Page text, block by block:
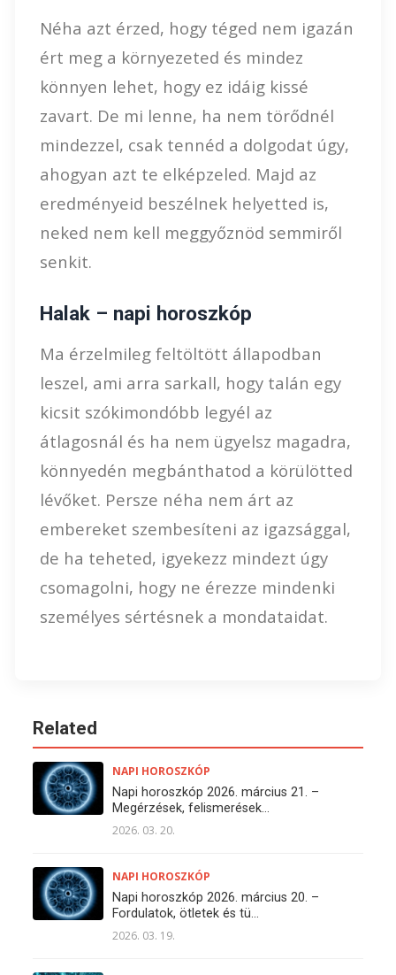
Néha azt érzed, hogy téged nem igazán
ért meg a környezeted és mindez
könnyen lehet, hogy ez idáig kissé
zavart. De mi lenne, ha nem törődnél
mindezzel, csak tennéd a dolgodat úgy,
ahogyan azt te elképzeled. Majd az
eredményeid beszélnek helyetted is,
neked nem kell meggyőznöd semmiről
senkit.
Halak – napi horoszkóp
Ma érzelmileg feltöltött állapodban
leszel, ami arra sarkall, hogy talán egy
kicsit szókimondóbb legyél az
átlagosnál és ha nem ügyelsz magadra,
könnyedén megbánthatod a körülötted
lévőket. Persze néha nem árt az
embereket szembesíteni az igazsággal,
de ha teheted, igyekezz mindezt úgy
csomagolni, hogy ne érezze mindenki
személyes sértésnek a mondataidat.
Related
NAPI HOROSZKÓP
Napi horoszkóp 2026. március 21. –
Megérzések, felismerések...
2026. 03. 20.
NAPI HOROSZKÓP
Napi horoszkóp 2026. március 20. –
Fordulatok, ötletek és tü...
2026. 03. 19.